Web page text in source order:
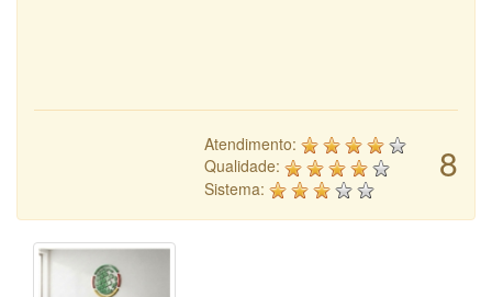
8
Atendimento:
Qualidade:
Sistema: